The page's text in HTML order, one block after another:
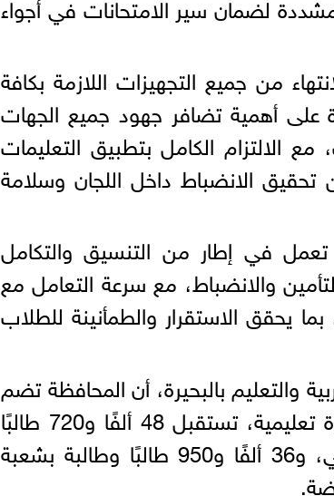
من جميع التجهيزات اللازمة بكافة
على أهمية تضافر جهود جميع الجهات
مع الالتزام الكامل بتطبيق التعليمات
تحقيق الانضباط داخل اللجان وسلامة
في إطار من التنسيق والتكامل
والانضباط، مع سرعة التعامل مع
يحقق الاستقرار والطمأنينة للطلاب
والتعليم بالبحيرة، أن المحافظة تضم
هذا العام 113 لجنة امتحانية موزعة على 18 إدارة تعليمية، تستقبل 48 ألفًا و720 طالبًا
وطالبة، منهم 8173 طالبًا وطالبة بالقسم الأدبي، و36 ألفًا و950 طالبًا وطالبة بشعبة